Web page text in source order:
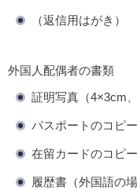
（返信用はがき）
外国人配偶者の書類
証明写真（4×3cm
パスポートのコピ
在留カードのコピ
履歴書（外国語の